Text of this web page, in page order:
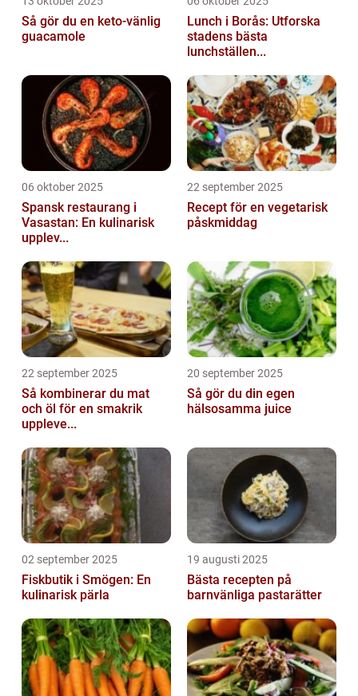
Så gör du en keto-vänlig
guacamole
Lunch i Borås: Utforska
stadens bästa
lunchställen...
06 oktober 2025
Spansk restaurang i
Vasastan: En kulinarisk
upplev...
22 september 2025
Recept för en vegetarisk
påskmiddag
22 september 2025
Så kombinerar du mat
och öl för en smakrik
uppleve...
20 september 2025
Så gör du din egen
hälsosamma juice
02 september 2025
Fiskbutik i Smögen: En
kulinarisk pärla
19 augusti 2025
Bästa recepten på
barnvänliga pastarätter